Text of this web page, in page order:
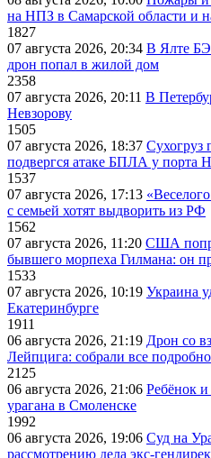
на НПЗ в Самарской области и
1827
07 августа 2026, 20:34 В Ялте
дрон попал в жилой дом
2358
07 августа 2026, 20:11 В
Невзорову
1505
07 августа 2026, 18:37 Сухогруз
подвергся атаке БПЛА у порта
1537
07 августа 2026, 17:13
с семьей хотят выдворить из РФ
1562
07 августа 2026, 11:20 США
бывшего морпеха Гилмана: он
1533
07 августа 2026, 10:19 Украина
Екатеринбурге
1911
06 августа 2026, 21:19 Дрон со
Лейпцига: собрали все
2125
06 августа 2026, 21:06 Ребёнок
урагана в Смоленске
1992
06 августа 2026, 19:06 Суд на
рассмотрению дела экс-